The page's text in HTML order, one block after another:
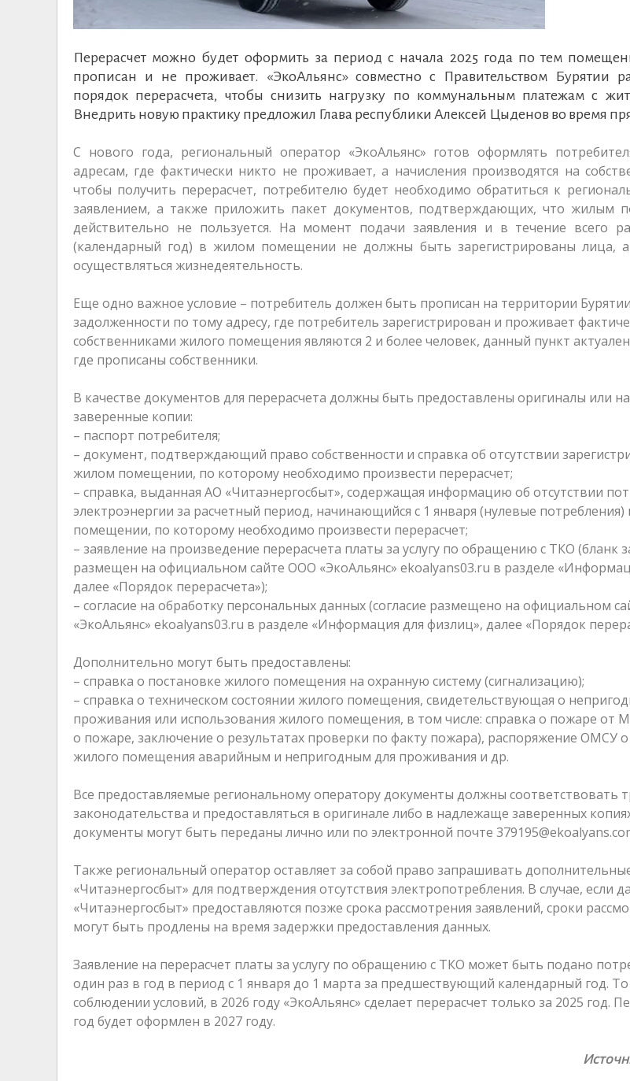
Перерасчет можно будет оформить за период с начала 2025 года по тем
прописан и не проживает. «ЭкоАльянс» совместно с Правительством Бурятии
порядок перерасчета, чтобы снизить нагрузку по коммунальным платежам с
Внедрить новую практику предложил Глaвa рecпyблики Алексей Цыденов во время
С нового года, региональный оператор «ЭкоАльянс» готов оформлять
адресам, где фактически никто не проживает, а начисления производятся на
чтобы получить перерасчет, потребителю будет необходимо обратиться к
заявлением, а также приложить пакет документов, подтверждающих, что жилым
действительно не пользуется. На момент подачи заявления и в течение всего
(календарный год) в жилом помещении не должны быть зарегистрированы лица,
осуществляться жизнедеятельность.
Еще одно важное условие – потребитель должен быть прописан на территории
задолженности по тому адресу, где потребитель зарегистрирован и проживает
собственниками жилого помещения являются 2 и более человек, данный пункт
где прописаны собственники.
В качестве документов для перерасчета должны быть предоставлены оригиналы или
заверенные копии:
– паспорт потребителя;
– документ, подтверждающий право собственности и справка об отсутствии
жилом помещении, по которому необходимо произвести перерасчет;
– справка, выданная АО «Читаэнергосбыт», содержащая информацию об отсутствии
электроэнергии за расчетный период, начинающийся с 1 января (нулевые
помещении, по которому необходимо произвести перерасчет;
– заявление на произведение перерасчета платы за услугу по обращению с ТКО (бланк
размещен на официальном сайте ООО «ЭкоАльянс» ekoalyans03.ru в разделе
далее «Порядок перерасчета»);
– согласие на обработку персональных данных (согласие размещено на официальном
«ЭкоАльянс» ekoalyans03.ru в разделе «Информация для физлиц», далее «Порядок
Дополнительно могут быть предоставлены:
– справка о постановке жилого помещения на охранную систему (сигнализацию);
– справка о техническом состоянии жилого помещения, свидетельствующая о
проживания или использования жилого помещения, в том числе: справка о пожаре от
о пожаре, заключение о результатах проверки по факту пожара), распоряжение ОМСУ
жилого помещения аварийным и непригодным для проживания и др.
Все предоставляемые региональному оператору документы должны соответствовать
законодательства и предоставляться в оригинале либо в надлежаще заверенных
документы могут быть переданы лично или по электронной почте
Также региональный оператор оставляет за собой право запрашивать
«Читаэнергосбыт» для подтверждения отсутствия электропотребления. В случае, если
«Читаэнергосбыт» предоставляются позже срока рассмотрения заявлений, сроки
могут быть продлены на время задержки предоставления данных.
Заявление на перерасчет платы за услугу по обращению с ТКО может быть подано
один раз в год в период с 1 января до 1 марта за предшествующий календарный год. То
соблюдении условий, в 2026 году «ЭкоАльянс» сделает перерасчет только за 2025 год.
год будет оформлен в 2027 году.